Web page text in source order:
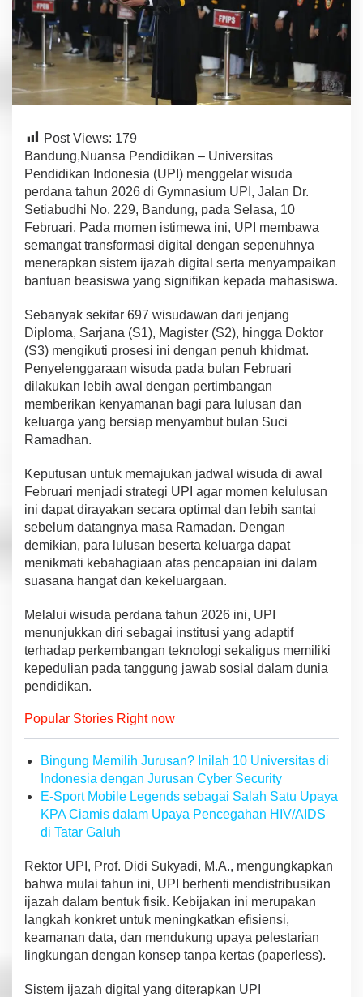
s
u
P
e
r
d
a
P
I
2
0
2
:
I
a
z
h
T
e
r
v
e
f
i
a
s
i
Q
d
e
Post Views: 179
Bandung,Nuansa Pendidikan – Universitas
Pendidikan Indonesia (UPI) menggelar wisuda
perdana tahun 2026 di Gymnasium UPI, Jalan Dr.
Setiabudhi No. 229, Bandung, pada Selasa, 10
Februari. Pada momen istimewa ini, UPI membawa
semangat transformasi digital dengan sepenuhnya
menerapkan sistem ijazah digital serta menyampaikan
bantuan beasiswa yang signifikan kepada mahasiswa.
Sebanyak sekitar 697 wisudawan dari jenjang
Diploma, Sarjana (S1), Magister (S2), hingga Doktor
(S3) mengikuti prosesi ini dengan penuh khidmat.
Penyelenggaraan wisuda pada bulan Februari
dilakukan lebih awal dengan pertimbangan
memberikan kenyamanan bagi para lulusan dan
keluarga yang bersiap menyambut bulan Suci
Ramadhan.
Keputusan untuk memajukan jadwal wisuda di awal
Februari menjadi strategi UPI agar momen kelulusan
ini dapat dirayakan secara optimal dan lebih santai
sebelum datangnya masa Ramadan. Dengan
demikian, para lulusan beserta keluarga dapat
menikmati kebahagiaan atas pencapaian ini dalam
suasana hangat dan kekeluargaan.
Melalui wisuda perdana tahun 2026 ini, UPI
menunjukkan diri sebagai institusi yang adaptif
terhadap perkembangan teknologi sekaligus memiliki
kepedulian pada tanggung jawab sosial dalam dunia
pendidikan.
Popular Stories Right now
Bingung Memilih Jurusan? Inilah 10 Universitas di
Indonesia dengan Jurusan Cyber Security
E-Sport Mobile Legends sebagai Salah Satu Upaya
KPA Ciamis dalam Upaya Pencegahan HIV/AIDS
di Tatar Galuh
Rektor UPI, Prof. Didi Sukyadi, M.A., mengungkapkan
bahwa mulai tahun ini, UPI berhenti mendistribusikan
ijazah dalam bentuk fisik. Kebijakan ini merupakan
langkah konkret untuk meningkatkan efisiensi,
keamanan data, dan mendukung upaya pelestarian
lingkungan dengan konsep tanpa kertas (paperless).
Sistem ijazah digital yang diterapkan UPI